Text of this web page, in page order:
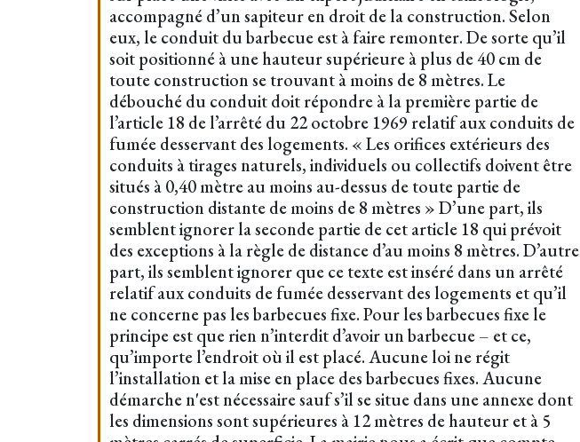
accompagné d’un sapiteur en droit de la construction. Selon
eux, le conduit du barbecue est à faire remonter. De sorte qu’il
soit positionné à une hauteur supérieure à plus de 40 cm de
toute construction se trouvant à moins de 8 mètres. Le
débouché du conduit doit répondre à la première partie de
l’article 18 de l’arrêté du 22 octobre 1969 relatif aux conduits de
fumée desservant des logements. « Les orifices extérieurs des
conduits à tirages naturels, individuels ou collectifs doivent être
situés à 0,40 mètre au moins au-dessus de toute partie de
construction distante de moins de 8 mètres » D’une part, ils
semblent ignorer la seconde partie de cet article 18 qui prévoit
des exceptions à la règle de distance d’au moins 8 mètres. D’autre
part, ils semblent ignorer que ce texte est inséré dans un arrêté
relatif aux conduits de fumée desservant des logements et qu’il
ne concerne pas les barbecues fixe. Pour les barbecues fixe le
principe est que rien n’interdit d’avoir un barbecue – et ce,
qu’importe l’endroit où il est placé. Aucune loi ne régit
l’installation et la mise en place des barbecues fixes. Aucune
démarche n'est nécessaire sauf s’il se situe dans une annexe dont
les dimensions sont supérieures à 12 mètres de hauteur et à 5